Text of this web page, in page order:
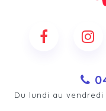
Du lundi au vendredi